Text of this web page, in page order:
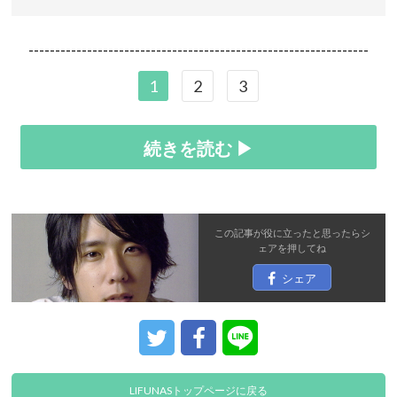
----------------------------------------------------------------
1 2 3
続きを読む ▶
この記事が役に立ったと思ったらシ
ェアを押してね
シェア
LIFUNASトップページに戻る